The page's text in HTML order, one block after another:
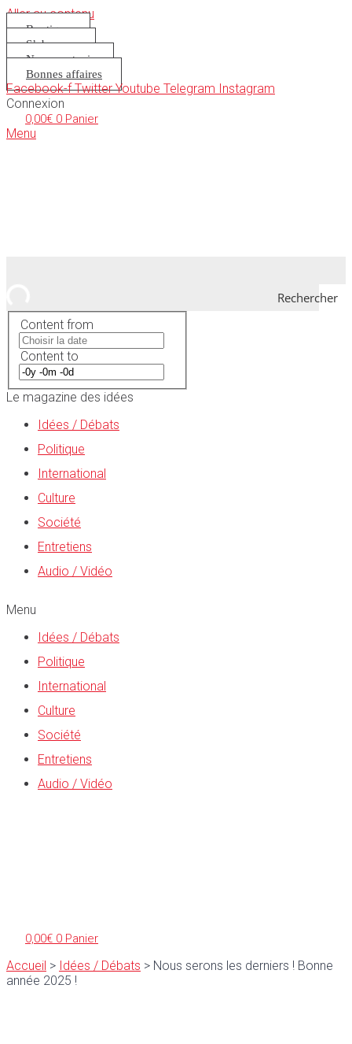
Aller au contenu
Boutique
S’abonner
Nous soutenir
Bonnes affaires
Facebook-f Twitter Youtube Telegram Instagram
Connexion
0,00€ 0 Panier
Menu
Rechercher
Content from
Content to
Le magazine des idées
Idées / Débats
Politique
International
Culture
Société
Entretiens
Audio / Vidéo
Menu
Idées / Débats
Politique
International
Culture
Société
Entretiens
Audio / Vidéo
0,00€ 0 Panier
Accueil > Idées / Débats > Nous serons les derniers ! Bonne
année 2025 !